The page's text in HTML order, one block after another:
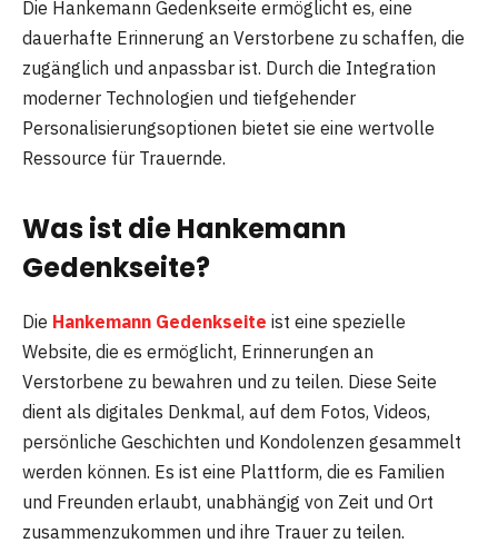
Die Hankemann Gedenkseite ermöglicht es, eine
dauerhafte Erinnerung an Verstorbene zu schaffen, die
zugänglich und anpassbar ist. Durch die Integration
moderner Technologien und tiefgehender
Personalisierungsoptionen bietet sie eine wertvolle
Ressource für Trauernde.
Was ist die Hankemann
Gedenkseite?
Die Hankemann Gedenkseite ist eine spezielle
Website, die es ermöglicht, Erinnerungen an
Verstorbene zu bewahren und zu teilen. Diese Seite
dient als digitales Denkmal, auf dem Fotos, Videos,
persönliche Geschichten und Kondolenzen gesammelt
werden können. Es ist eine Plattform, die es Familien
und Freunden erlaubt, unabhängig von Zeit und Ort
zusammenzukommen und ihre Trauer zu teilen.